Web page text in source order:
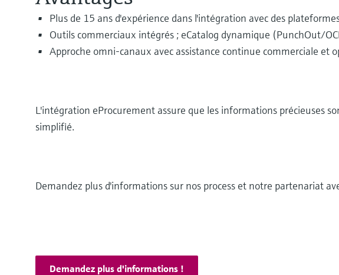
Plus de 15 ans d'expérience dans l'intégration avec des
Outils commerciaux intégrés ; eCatalog dynamique (PunchOut/
Approche omni-canaux avec assistance continue commerciale et
L'intégration eProcurement assure que les informations précieuses
simplifié.
Demandez plus d'informations sur nos process et notre partenariat
Demandez plus d'informations !